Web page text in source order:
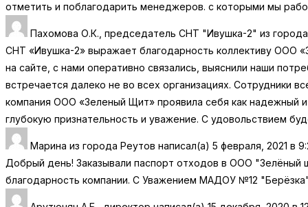
отметить и поблагодарить менеджеров. с которыми мы
Пахомова О.К., председатель СНТ "Ивушка-2" из города
СНТ «Ивушка-2» выражает благодарность коллективу ООО
на сайте, с нами оперативно связались, выяснили наши
встречается далеко не во всех организациях. Сотрудники
компания ООО «Зеленый Щит» проявила себя как
глубокую признательность и уважение. С удовольствием
Марина из города Реутов написал(а) 5 февраля, 2021 в
Добрый день! Заказывали паспорт отходов в ООО "Зелёный
благодарность компании. С Уважением МАДОУ №12